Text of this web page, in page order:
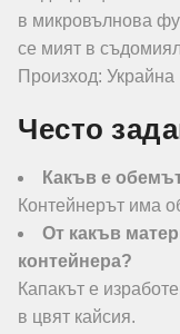
в микровълнова
се мият в
Произход: Украйна
Често
Какъв е
Контейнерът има
От какъв
контейнера?
Капакът е
в цвят кайсия.